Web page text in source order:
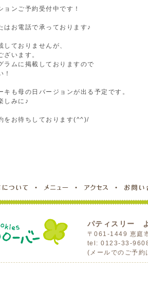
ョンご予約受付中です！
はお電話で承っております♪
しておりませんが、
ざいます。
ラムに掲載しておりますので
！
キも母の日バージョンが出る予定です。
しみに♪
をお待ちしております(^^)/
パティスリー
〒061-1449 恵庭
tel: 0123-33-
(メールでのご予約